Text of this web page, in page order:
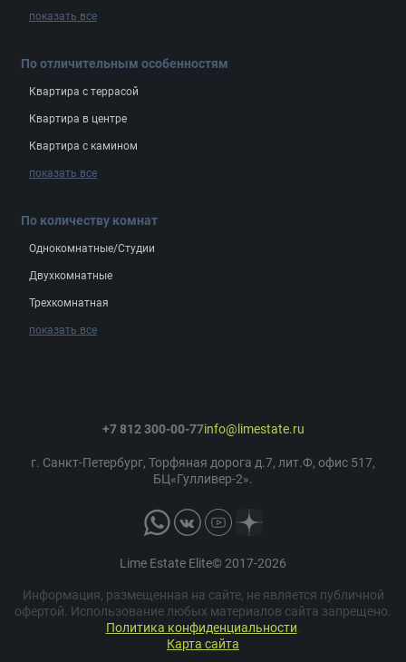
показать все
По отличительным особенностям
Квартира с террасой
Квартира в центре
Квартира с камином
показать все
По количеству комнат
Однокомнатные/Студии
Двухкомнатные
Трехкомнатная
показать все
Lime Estate Elite© 2017-2026
Информация, размещенная на сайте, не является публичной
офертой. Использование любых материалов сайта запрещено.
Политика конфиденциальности
Карта сайта
+7 812 300-00-77info@limestate.ru
г. Санкт-Петербург, Торфяная дорога д.7, лит.Ф, офис 517,
БЦ«Гулливер-2».